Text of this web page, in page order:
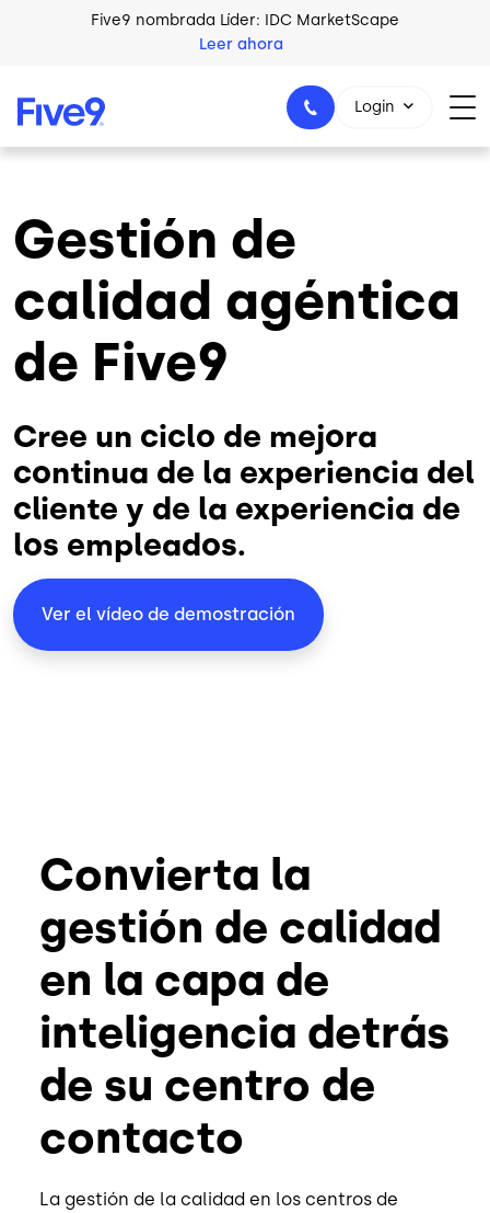
Skip to main contentFive9 nombrada Líder: IDC MarketScape
Leer ahora
+44-330-808-5300
Login
Gestión de
calidad agéntica
de Five9
Cree un ciclo de mejora
continua de la experiencia del
cliente y de la experiencia de
los empleados.
Ver el vídeo de demostración
Convierta la
gestión de calidad
en la capa de
inteligencia detrás
de su centro de
contacto
La gestión de la calidad en los centros de